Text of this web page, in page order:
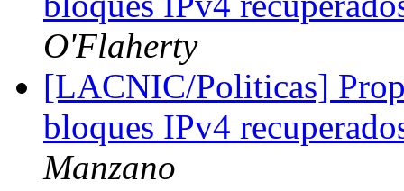
O'Flaherty
[LACNIC/Politicas]
bloques IPv4
Manzano